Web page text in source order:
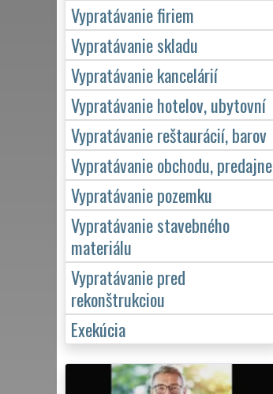
Vypratávanie firiem
Vypratávanie skladu
Vypratávanie kancelárií
Vypratávanie hotelov, ubytovní
Vypratávanie reštaurácií, barov
Vypratávanie obchodu, predajne
Vypratávanie pozemku
Vypratávanie stavebného
materiálu
Vypratávanie pred
rekonštrukciou
Exekúcia